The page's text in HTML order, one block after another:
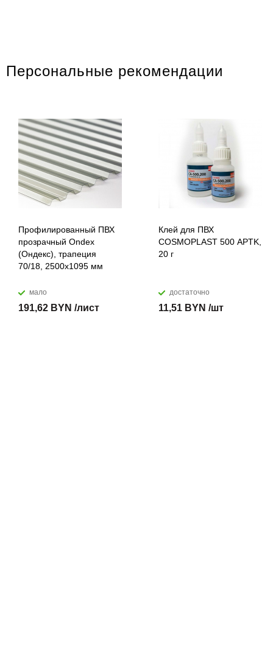
Персональные рекомендации
Профилированный ПВХ
прозрачный Ondex
(Ондекс), трапеция
70/18, 2500х1095 мм
мало
191,62 BYN /лист
Клей для ПВХ
COSMOPLAST 500 APTK,
20 г
достаточно
11,51 BYN /шт